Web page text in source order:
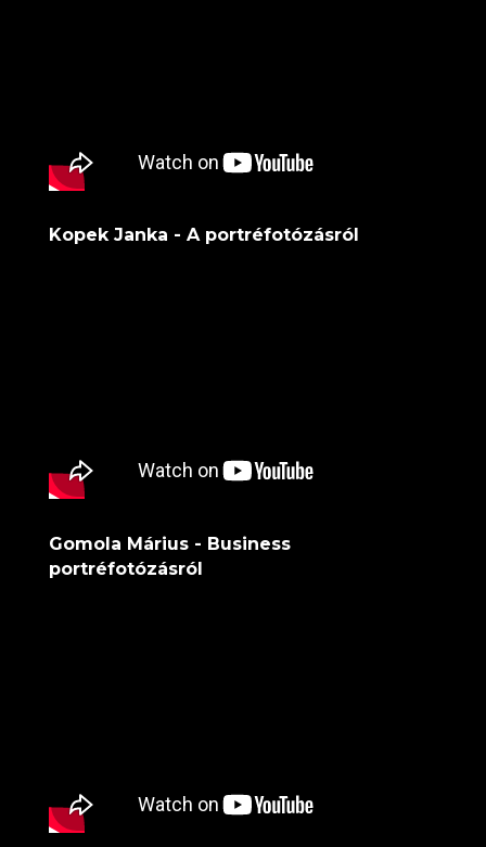
Kopek Janka - A portréfotózásról
Gomola Márius - Business
portréfotózásról